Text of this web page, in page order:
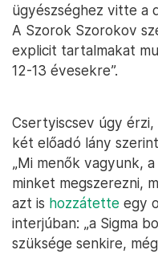
ügyészséghez vitte a
A Szorok Szorokov
explicit tartalmakat
12-13 évesekre”.
Csertyiscsev úgy érzi,
két előadó lány
„Mi menők vagyunk,
minket megszerezni,
azt is hozzátette egy
interjúban: „a Sigma
szüksége senkire,